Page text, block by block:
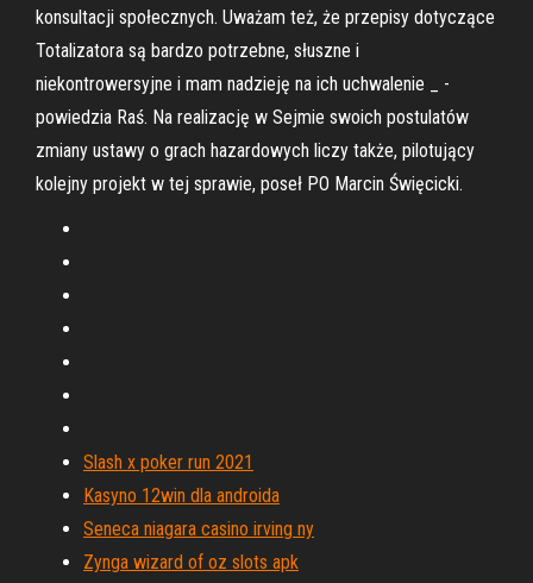
konsultacji społecznych. Uważam też, że przepisy dotyczące
Totalizatora są bardzo potrzebne, słuszne i
niekontrowersyjne i mam nadzieję na ich uchwalenie _ -
powiedzia Raś. Na realizację w Sejmie swoich postulatów
zmiany ustawy o grach hazardowych liczy także, pilotujący
kolejny projekt w tej sprawie, poseł PO Marcin Święcicki.
Slash x poker run 2021
Kasyno 12win dla androida
Seneca niagara casino irving ny
Zynga wizard of oz slots apk